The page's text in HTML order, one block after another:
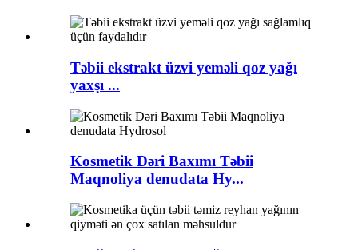
Təbii ekstrakt üzvi yeməli qoz yağı
yaxşı ...
Kosmetik Dəri Baxımı Təbii
Maqnoliya denudata Hy...